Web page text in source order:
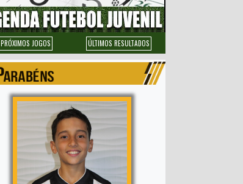
PRÓXIMOS JOGOS ÚLTIMOS RESULTADOS